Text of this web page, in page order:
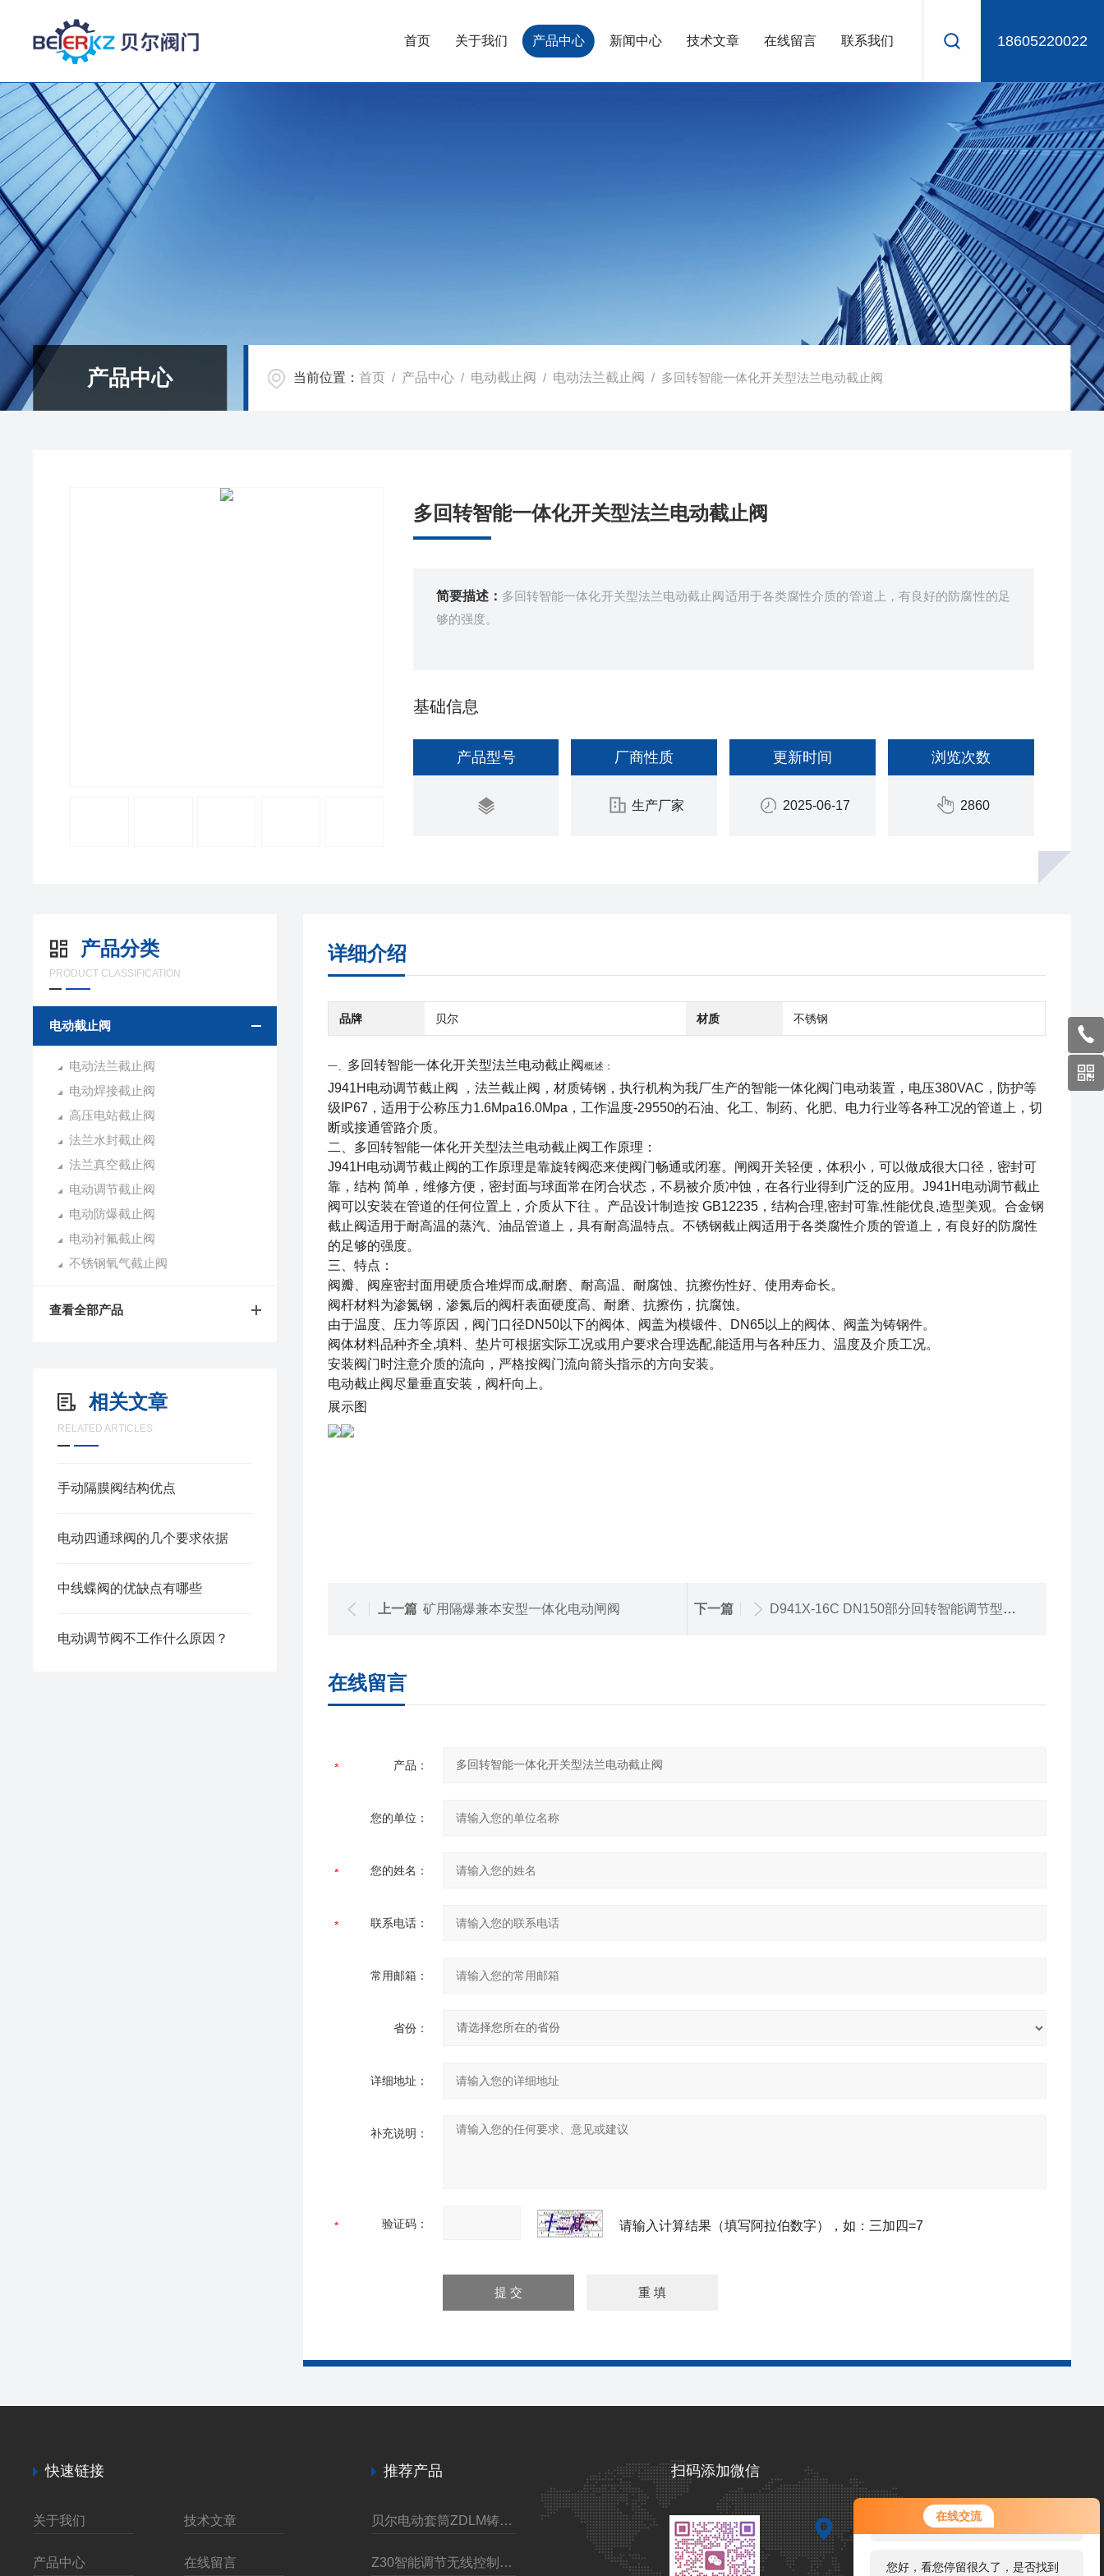
在线交流
您好！欢迎前来咨询，很高兴为您
服务，请问您要咨询什么问题呢？
您好，看您停留很久了，是否找到
18605220022
首页 关于我们 产品中心 新闻中心 技术文章 在线留言 联系我们
产品中心 当前位置：首页 / 产品中心 / 电动截止阀 / 电动法兰截止阀 / 多回转智能一体化开关型法兰电动截止阀
多回转智能一体化开关型法兰电动截止阀
简要描述： 多回转智能一体化开关型法兰电动截止阀适用于各类腐性介质的管道上，有良好的防腐性的足
够的强度。
基础信息
产品型号 厂商性质
生产厂家
更新时间
2025-06-17
浏览次数
2860
产品分类
PRODUCT CLASSIFICATION
电动截止阀
电动法兰截止阀
电动焊接截止阀
高压电站截止阀
法兰水封截止阀
法兰真空截止阀
电动调节截止阀
电动防爆截止阀
电动衬氟截止阀
不锈钢氧气截止阀
查看全部产品
相关文章
RELATED ARTICLES
手动隔膜阀结构优点
电动四通球阀的几个要求依据
中线蝶阀的优缺点有哪些
电动调节阀不工作什么原因？
详细介绍
品牌 贝尔 材质 不锈钢
一、 多回转智能一体化开关型法兰电动截止阀概述：
J941H电动调节截止阀 ，法兰截止阀，材质铸钢，执行机构为我厂生产的智能一体化阀门电动装置，电压380VAC，防护等
级IP67，适用于公称压力1.6Mpa16.0Mpa，工作温度-29550的石油、化工、制药、化肥、电力行业等各种工况的管道上，切
断或接通管路介质。
二、 多回转智能一体化开关型法兰电动截止阀工作原理：
J941H电动调节截止阀的工作原理是靠旋转阀恋来使阀门畅通或闭塞。闸阀开关轻便，体积小，可以做成很大口径，密封可
靠，结构 简单，维修方便，密封面与球面常在闭合状态，不易被介质冲蚀，在各行业得到广泛的应用。J941H电动调节截止
阀可以安装在管道的任何位置上，介质从下往 。产品设计制造按 GB12235，结构合理,密封可靠,性能优良,造型美观。合金钢
截止阀适用于耐高温的蒸汽、油品管道上，具有耐高温特点。不锈钢截止阀适用于各类腐性介质的管道上，有良好的防腐性
的足够的强度。
三、特点：
阀瓣、阀座密封面用硬质合堆焊而成,耐磨、耐高温、耐腐蚀、抗擦伤性好、使用寿命长。
阀杆材料为渗氮钢，渗氮后的阀杆表面硬度高、耐磨、抗擦伤，抗腐蚀。
由于温度、压力等原因，阀门口径DN50以下的阀体、阀盖为模锻件、DN65以上的阀体、阀盖为铸钢件。
阀体材料品种齐全,填料、垫片可根据实际工况或用户要求合理选配,能适用与各种压力、温度及介质工况。
安装阀门时注意介质的流向，严格按阀门流向箭头指示的方向安装。
电动截止阀尽量垂直安装，阀杆向上。
展示图
上一篇 矿用隔爆兼本安型一体化电动闸阀 下一篇 D941X-16C DN150部分回转智能调节型法兰软密封电动蝶阀
在线留言
产品：
您的单位：
您的姓名：
联系电话：
常用邮箱：
省份：
详细地址：
补充说明：
验证码： 请输入计算结果（填写阿拉伯数字），如：三加四=7
快速链接
关于我们 技术文章
产品中心 在线留言
推荐产品
贝尔电动套筒ZDLM铸钢调节阀
Z30智能调节无线控制电动装置
扫码添加微信